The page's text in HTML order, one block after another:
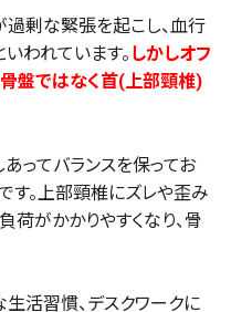
剰な緊張を起こし、血行
われています。 しかしオフ
盤ではなく首(上部頸椎)
ってバランスを保ってお
す。上部頸椎にズレや歪み
荷がかかりやすくなり、骨
活習慣、デスクワークに